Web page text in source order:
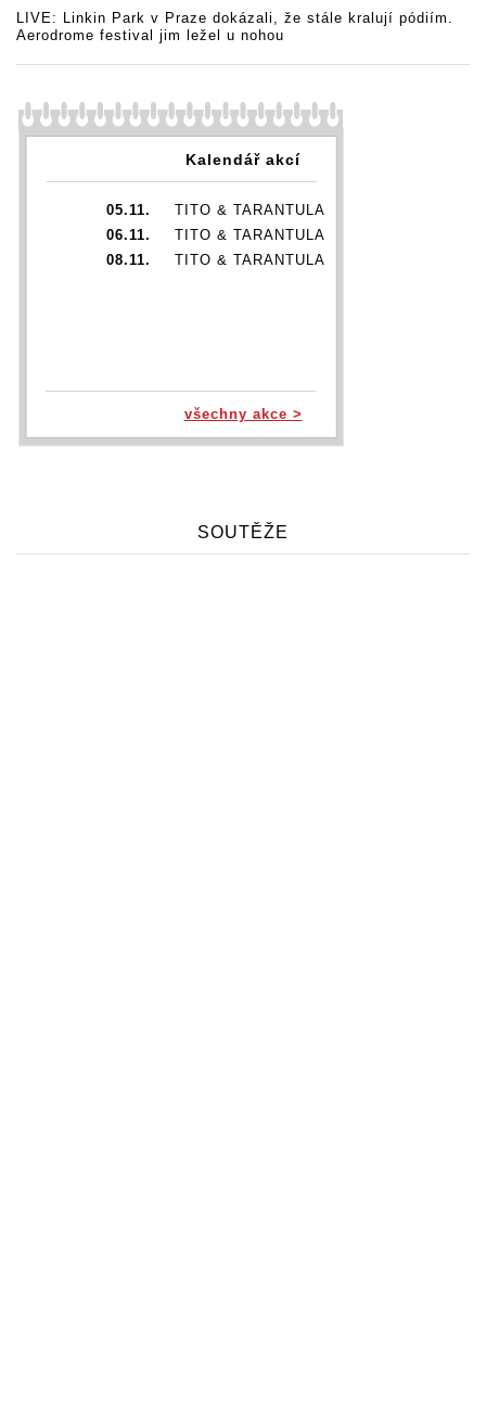
LIVE: Linkin Park v Praze dokázali, že stále kralují pódiím.
Aerodrome festival jim ležel u nohou
Kalendář akcí
05.11.
TITO & TARANTULA
06.11.
TITO & TARANTULA
08.11.
TITO & TARANTULA
všechny akce >
SOUTĚŽE